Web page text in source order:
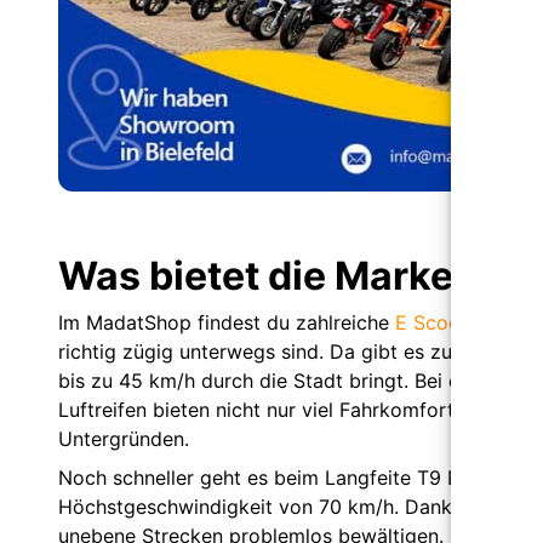
Was bietet die Marke
Im MadatShop findest du zahlreiche E Scooter mit
richtig zügig unterwegs sind. Da gibt es zum
bis zu 45 km/h durch die Stadt bringt. Bei dieser
Luftreifen bieten nicht nur viel Fahrkomfort, sie
Untergründen.
Noch schneller geht es beim Langfeite T9
Höchstgeschwindigkeit von 70 km/h. Dank der
unebene Strecken problemlos bewältigen. Dieser E